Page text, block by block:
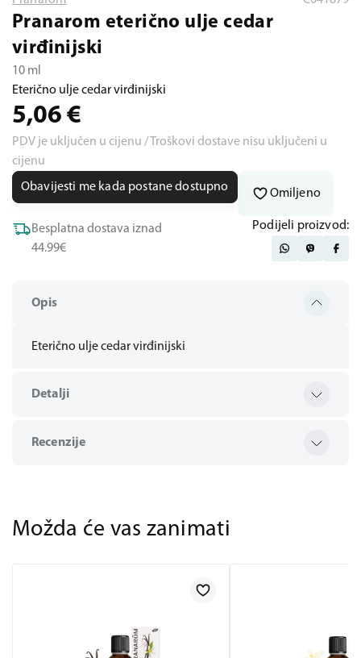
Opis
Eterično ulje cedar virđinijski
Detalji
Recenzije
Pranarom eterično ulje cedar
virđinijski
10 ml
Eterično ulje cedar virđinijski
5,06 €
PDV je uključen u cijenu / Troškovi dostave nisu uključeni u
cijenu
Obavijesti me kada postane dostupno
Omiljeno
Besplatna dostava iznad
44.99€
Podijeli proizvod:
Možda će vas zanimati